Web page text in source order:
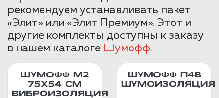
рекомендуем устанавливать пакет
«Элит» или «Элит Премиум». Этот и
другие комплекты доступны к заказу
в нашем каталоге Шумофф.
ШУМОФФ М2
75X54 СМ
ВИБРОИЗОЛЯЦИЯ
ШУМОФФ П4В
ШУМОИЗОЛЯЦИЯ